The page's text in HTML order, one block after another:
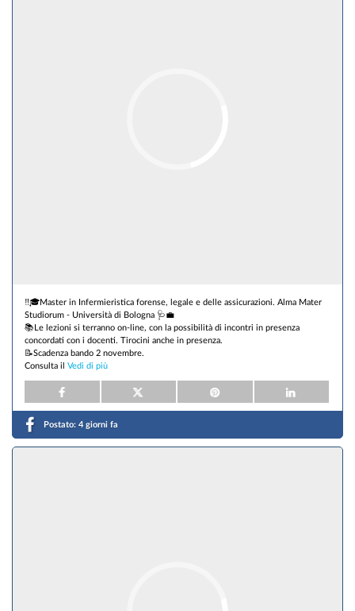
‼️🎓Master in Infermieristica forense, legale e delle assicurazioni. Alma Mater
Studiorum - Università di Bologna 🩺💼
📚Le lezioni si terranno on-line, con la possibilità di incontri in presenza
concordati con i docenti. Tirocini anche in presenza.
📝Scadenza bando 2 novembre.
Consulta il Vedi di più
Postato: 4 giorni fa